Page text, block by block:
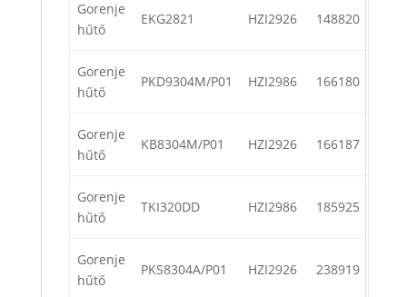
Gorenje
hűtő
EKG2821 HZI2926 148820
Gorenje
hűtő
PKD9304M/P01 HZI2986 166180
Gorenje
hűtő
KB8304M/P01 HZI2926 166187
Gorenje
hűtő
TKI320DD HZI2986 185925
Gorenje
hűtő
PKS8304A/P01 HZI2926 238919